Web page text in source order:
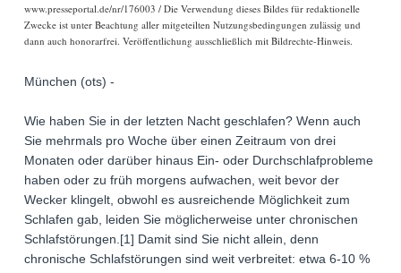
www.presseportal.de/nr/176003 / Die Verwendung dieses Bildes für redaktionelle
Zwecke ist unter Beachtung aller mitgeteilten Nutzungsbedingungen zulässig und
dann auch honorarfrei. Veröffentlichung ausschließlich mit Bildrechte-Hinweis.
München (ots) -
Wie haben Sie in der letzten Nacht geschlafen? Wenn auch
Sie mehrmals pro Woche über einen Zeitraum von drei
Monaten oder darüber hinaus Ein- oder Durchschlafprobleme
haben oder zu früh morgens aufwachen, weit bevor der
Wecker klingelt, obwohl es ausreichende Möglichkeit zum
Schlafen gab, leiden Sie möglicherweise unter chronischen
Schlafstörungen.[1] Damit sind Sie nicht allein, denn
chronische Schlafstörungen sind weit verbreitet: etwa 6-10 %